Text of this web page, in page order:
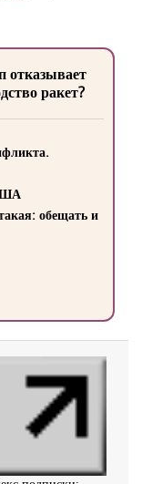
отказывает
ракет?
обещать и